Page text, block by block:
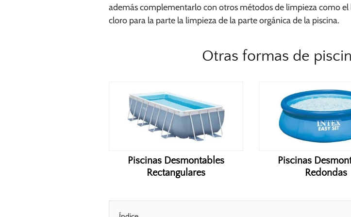
además complementarlo con otros métodos de limpieza como
cloro para la parte la limpieza de la parte orgánica de la piscina.
Otras formas de
Piscinas Desmontables
Rectangulares
Piscinas
Redondas